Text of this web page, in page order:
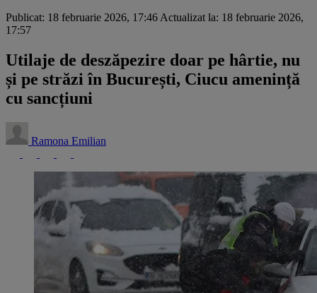
Publicat: 18 februarie 2026, 17:46 Actualizat la: 18 februarie 2026,
17:57
Utilaje de deszăpezire doar pe hârtie, nu
și pe străzi în București, Ciucu amenință
cu sancțiuni
Ramona Emilian